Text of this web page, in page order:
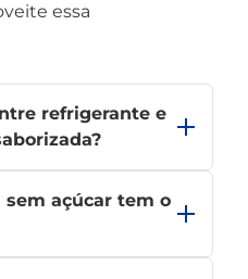
essa
refrigerante e
, além de
a bebida gaseificada
sem açúcar tem o